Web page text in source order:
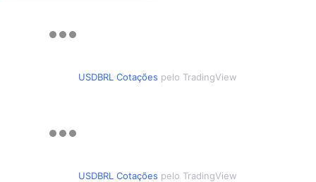
USDBRL Cotações pelo TradingView
USDBRL Cotações pelo TradingView